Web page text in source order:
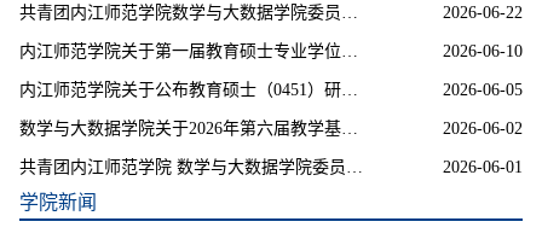
2026-06-22
共青团内江师范学院数学与大数据学院委员会关于选拔2026级班助及班助助理的公示
2026-06-10
内江师范学院关于第一届教育硕士专业学位研究生教学技能大赛比赛结果公示
2026-06-05
内江师范学院关于公布教育硕士（0451）研究生招生自命题科目考试大纲的通知
2026-06-02
数学与大数据学院关于2026年第六届教学基本功大赛（模拟授课）比赛结果的公示
2026-06-01
共青团内江师范学院 数学与大数据学院委员会 第一届团委第三任负责人暨第二十六届学生会 负责人、“志汇数”青年志愿服务队队长、副队 长、就业工作服务部负责人、心理健康部负责人任前公示
学院新闻